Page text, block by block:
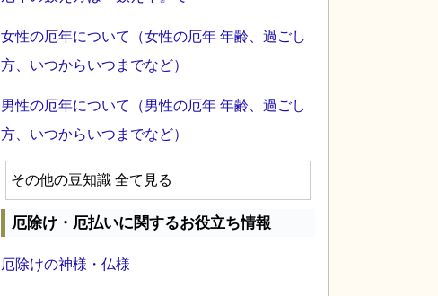
女性の厄年について（女性の厄年 年齢、過ごし
方、いつからいつまでなど）
男性の厄年について（男性の厄年 年齢、過ごし
方、いつからいつまでなど）
その他の豆知識 全て見る
厄除け・厄払いに関するお役立ち情報
厄除けの神様・仏様